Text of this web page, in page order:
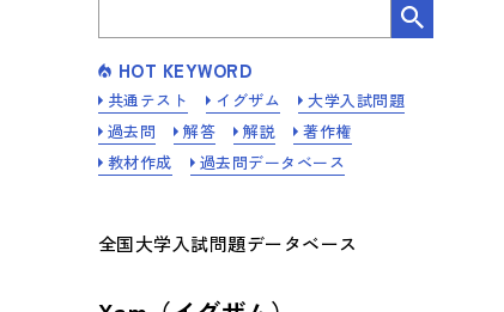
HOT KEYWORD
共通テスト イグザム
大学入試問題
過去問
解答 解説
著作権
教材作成
過去問データベース
全国大学入試問題データベース